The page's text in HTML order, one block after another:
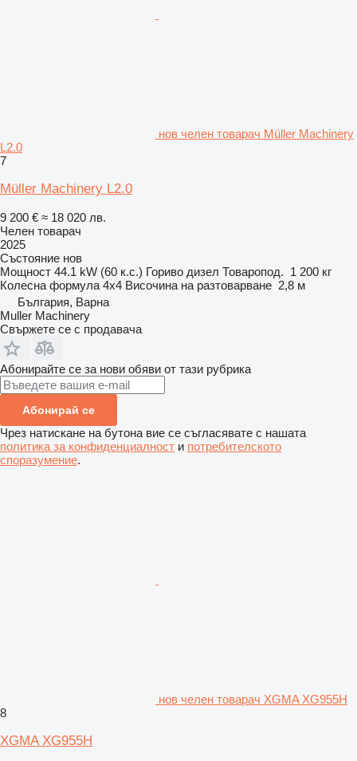
нов челен товарач Müller Machinery
L2.0
7
Müller Machinery L2.0
9 200 € ≈ 18 020 лв.
Челен товарач
2025
Състояние нов
Мощност 44.1 kW (60 к.с.) Гориво дизел Товаропод. 1 200 кг
Колесна формула 4x4 Височина на разтоварване 2,8 м
България, Варна
Muller Machinery
Свържете се с продавача
Абонирайте се за нови обяви от тази рубрика
Абонирай се
Чрез натискане на бутона вие се съгласявате с нашата
политика за конфиденциалност и потребителското
споразумение.
нов челен товарач XGMA XG955H
8
XGMA XG955H